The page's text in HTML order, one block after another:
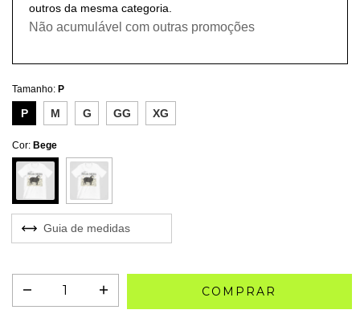
outros da mesma categoria.
Não acumulável com outras promoções
Tamanho: P
P M G GG XG
Cor: Bege
Guia de medidas